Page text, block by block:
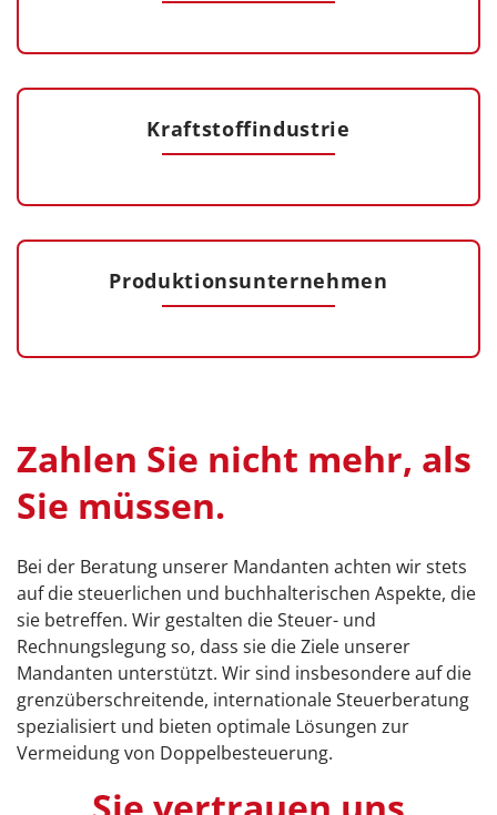
Kraftstoffindustrie
Produktionsunternehmen
Zahlen Sie nicht mehr, als
Sie müssen.
Bei der Beratung unserer Mandanten achten wir stets
auf die steuerlichen und buchhalterischen Aspekte, die
sie betreffen. Wir gestalten die Steuer- und
Rechnungslegung so, dass sie die Ziele unserer
Mandanten unterstützt. Wir sind insbesondere auf die
grenzüberschreitende, internationale Steuerberatung
spezialisiert und bieten optimale Lösungen zur
Vermeidung von Doppelbesteuerung.